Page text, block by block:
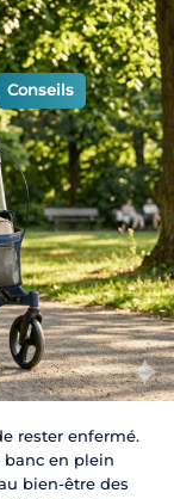
Conseils
rester enfermé.
banc en plein
bien-être des